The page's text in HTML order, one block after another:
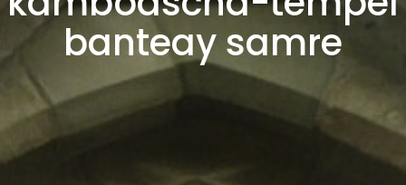
banteay samre